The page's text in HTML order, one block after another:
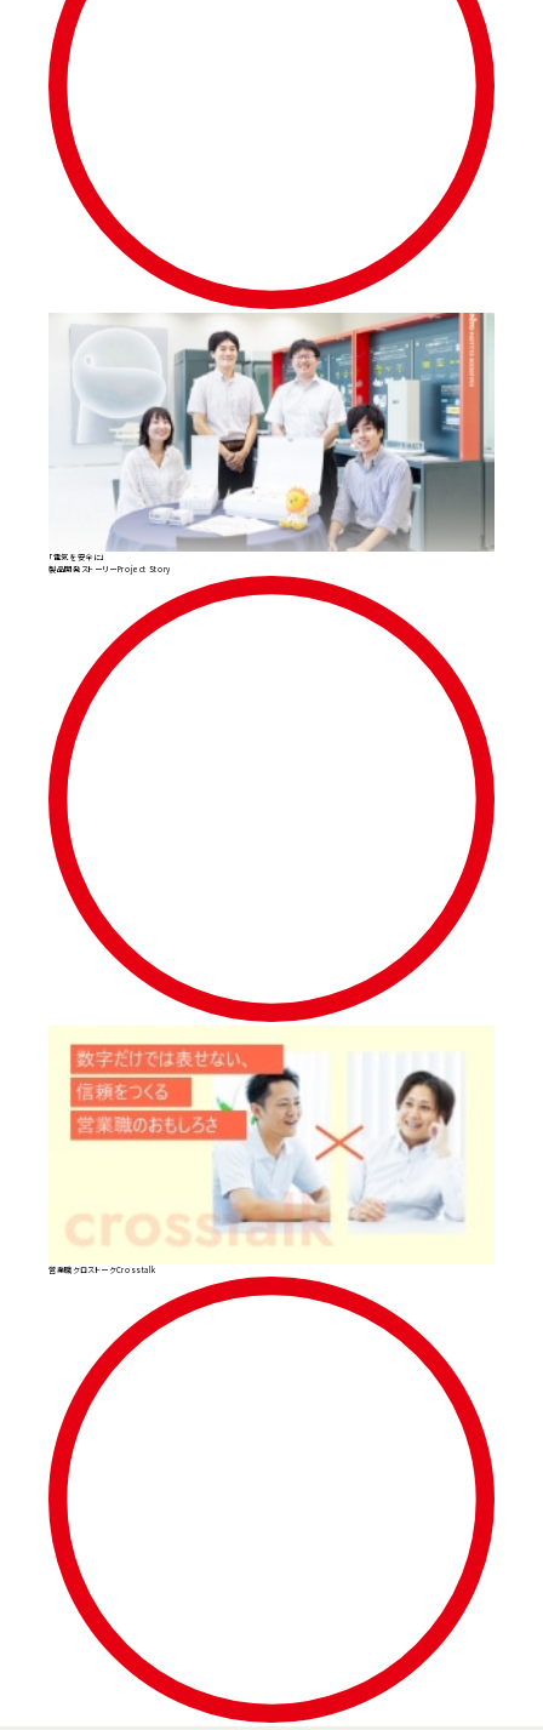
「電気を安全に」
製品開発ストーリーProject Story
営業職クロストークCrosstalk